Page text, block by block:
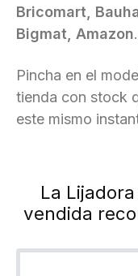
Bricomart,
Bigmat, Amazon
Pincha en el
tienda con stock
este mismo
La
vendida